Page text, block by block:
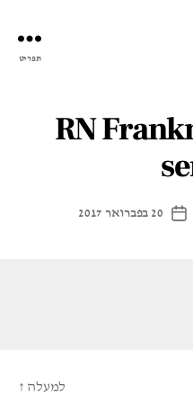
תפריט
RN
תאריך
20 בפברואר 2017
למעלה ↑